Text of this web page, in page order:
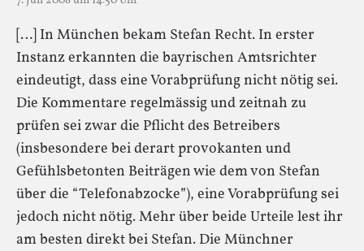
[…] In München bekam Stefan Recht. In erster
Instanz erkannten die bayrischen Amtsrichter
eindeutigt, dass eine Vorabprüfung nicht nötig sei.
Die Kommentare regelmässig und zeitnah zu
prüfen sei zwar die Pflicht des Betreibers
(insbesondere bei derart provokanten und
Gefühlsbetonten Beiträgen wie dem von Stefan
über die “Telefonabzocke”), eine Vorabprüfung sei
jedoch nicht nötig. Mehr über beide Urteile lest ihr
am besten direkt bei Stefan. Die Münchner